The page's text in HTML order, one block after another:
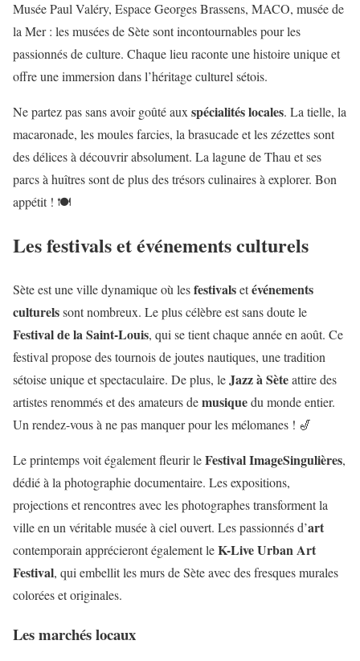
Musée Paul Valéry, Espace Georges Brassens, MACO, musée de
la Mer : les musées de Sète sont incontournables pour les
passionnés de culture. Chaque lieu raconte une histoire unique et
offre une immersion dans l’héritage culturel sétois.
Ne partez pas sans avoir goûté aux spécialités locales. La tielle, la
macaronade, les moules farcies, la brasucade et les zézettes sont
des délices à découvrir absolument. La lagune de Thau et ses
parcs à huîtres sont de plus des trésors culinaires à explorer. Bon
appétit ! 🍽️
Les festivals et événements culturels
Sète est une ville dynamique où lesfestivalsetévénements
culturelssont nombreux. Le plus célèbre est sans doute le
Festival de la Saint-Louis, qui se tient chaque année en août. Ce
festival propose des tournois de joutes nautiques, une tradition
sétoise unique et spectaculaire. De plus, leJazz à Sèteattire des
artistes renommés et des amateurs demusiquedu monde entier.
Un rendez-vous à ne pas manquer pour les mélomanes ! 🎷
Le printemps voit également fleurir leFestival ImageSingulières,
dédié à la photographie documentaire. Les expositions,
projections et rencontres avec les photographes transforment la
ville en un véritable musée à ciel ouvert. Les passionnés d’art
contemporain apprécieront également leK-Live Urban Art
Festival, qui embellit les murs de Sète avec des fresques murales
colorées et originales.
Les marchés locaux